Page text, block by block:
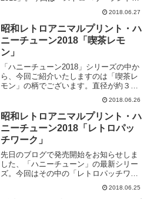
り、寝そべっていたり･･･ ／あっちをむ
いたりこっちをむいたり、可愛らしい動
物がいっぱい！ぜひ、お求めいただきま
して、一匹一匹のその表情をお楽しみく
ださいませ♪ハニ
ックの中に、約２センチほどのサイズの
「イチゴ」がコロコロと転がっています♪
そして、この柄は、新作４柄の中でも動
物たちがイキイキと自由奔放にふるまっ
ているのが特徴です。例えば、こちらの
アニマル。＼ スイ～ッと伸びをしてい
ます ／その他に、こんなシーンも♪＼
のんびり談笑をしているようです ／
＼ こちらは、なかよくお散歩中？ ／
今シーズンのトレンド「ギンガム」と、
「レトロアニマル」の組み合わせをぜひ
お楽しみくださいませ♪ハニーチューンシ
リーズ（リンク先に
2018.06.27
昭和レトロアニマルプリント・ハ
ニーチューン2018「喫茶レモ
ン」
「ハニーチューン2018」シリーズの中か
ら、今回ご紹介いたしますのは「喫茶レ
モン」の柄でございます。直径が約３セ
モンが、生地いっぱいに広がっていま
す。そして、この柄の特長は、何と言っ
てもその「美味しそうなスイーツ」です
♡＼ 美味しそうなホットケーキを発
見！ ／＼ こっちには、パフェや艶や
かなプリンも♪ ／大好評につきまして、
すでに在庫わずかとなっていますカラー
もございます。現在販売中のカラーにつ
きましては、以下のリンクよりご確認く
ださいませ。ハニーチューンシリーズ
2018.06.26
昭和レトロアニマルプリント・ハ
ニーチューン2018「レトロパッ
チワーク」
先日のブログで発売開始をお知らせしま
した、「ハニーチューン」の最新シリー
ズ。今回はその中の「レトロパッチワー
パッチワーク」とは、その名の通りパッ
2018.06.25